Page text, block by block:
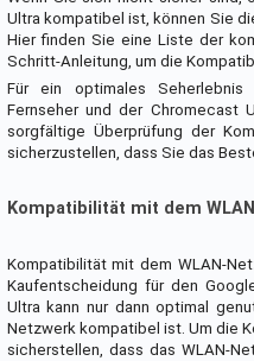
Ultra kompatibel ist, können Sie
Hier finden Sie eine Liste der
Schritt-Anleitung, um die
Für ein optimales
Fernseher und der Chromecast
sorgfältige Überprüfung der
sicherzustellen, dass Sie das
Kompatibilität mit dem
Kompatibilität mit dem WLAN-
Kaufentscheidung für den
Ultra kann nur dann optimal
Netzwerk kompatibel ist. Um die
sicherstellen, dass das WLAN-